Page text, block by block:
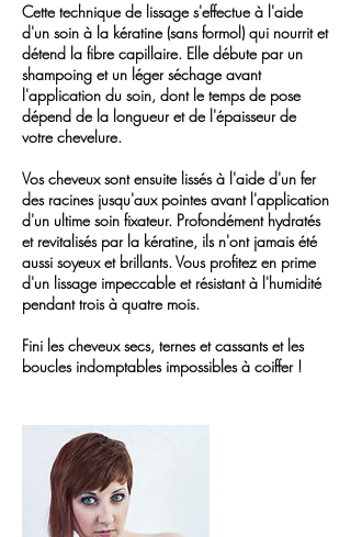
Cette technique de lissage s'effectue à l'aide
d'un soin à la kératine (sans formol) qui nourrit et
détend la fibre capillaire. Elle débute par un
shampoing et un léger séchage avant
l'application du soin, dont le temps de pose
dépend de la longueur et de l'épaisseur de
votre chevelure.
Vos cheveux sont ensuite lissés à l'aide d'un fer
des racines jusqu'aux pointes avant l'application
d'un ultime soin fixateur. Profondément hydratés
et revitalisés par la kératine, ils n'ont jamais été
aussi soyeux et brillants. Vous profitez en prime
d'un lissage impeccable et résistant à l'humidité
pendant trois à quatre mois.
Fini les cheveux secs, ternes et cassants et les
boucles indomptables impossibles à coiffer !